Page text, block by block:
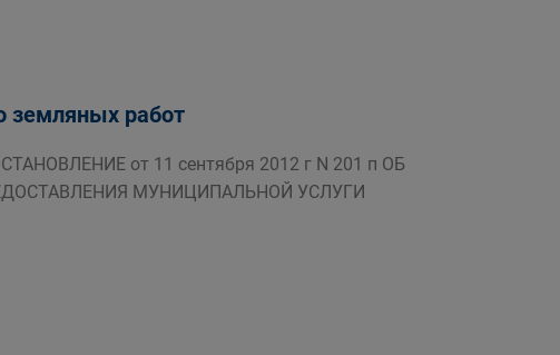
земляных работ
от 11 сентября 2012 г N 201 п ОБ
МУНИЦИПАЛЬНОЙ УСЛУГИ